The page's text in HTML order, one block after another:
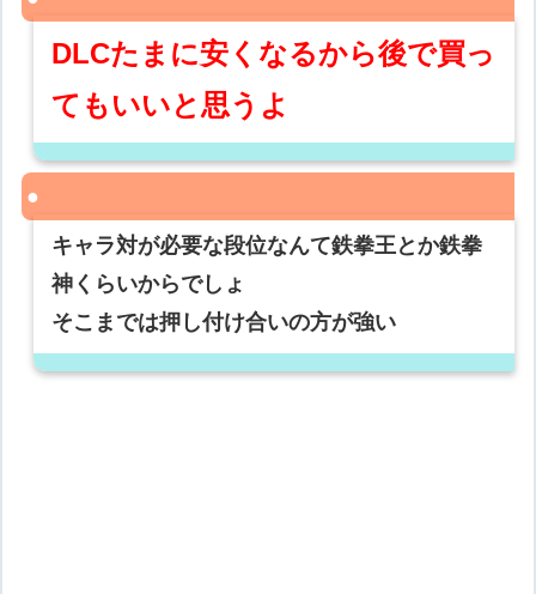
DLCたまに安くなるから後で買っ
てもいいと思うよ
キャラ対が必要な段位なんて鉄拳王とか鉄拳
神くらいからでしょ
そこまでは押し付け合いの方が強い